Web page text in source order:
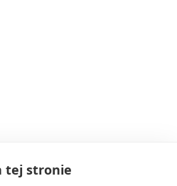
tej stronie